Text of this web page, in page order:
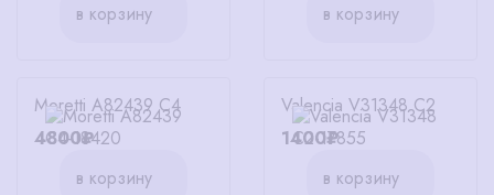
в корзину
в корзину
Moretti A82439 C4
4800₽
в корзину
Valencia V31348 C2
1400₽
в корзину